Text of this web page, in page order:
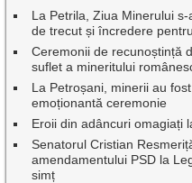
La Petrila, Ziua Minerului
de trecut și încredere
Ceremonii de recunoștință
suflet a mineritului
La Petroșani, minerii au
emoționantă ceremonie
Eroii din adâncuri omagiați
Senatorul Cristian
amendamentului PSD la
simț